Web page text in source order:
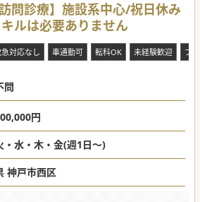
問診療】施設系中心/祝日休み
ルは必要ありません
対応なし 車通勤可 転科OK 未経験歓迎 ブ
問
円
・水・木・金(週1日～)
兵庫県 神戸市西区